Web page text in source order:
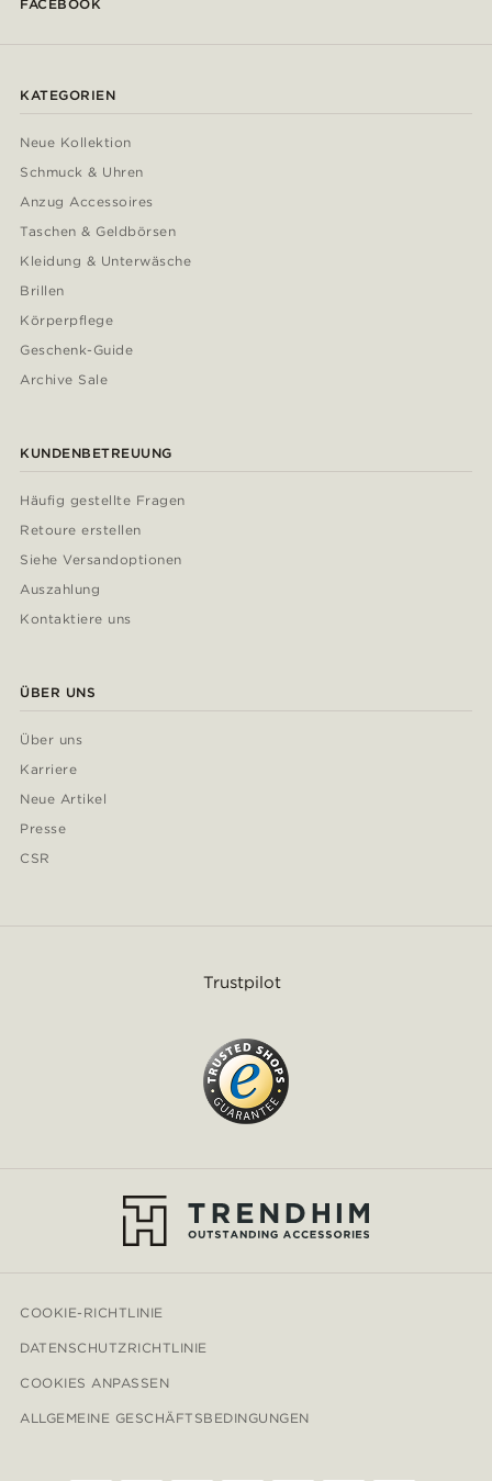
FACEBOOK
KATEGORIEN
Neue Kollektion
Schmuck & Uhren
Anzug Accessoires
Taschen & Geldbörsen
Kleidung & Unterwäsche
Brillen
Körperpflege
Geschenk-Guide
Archive Sale
KUNDENBETREUUNG
Häufig gestellte Fragen
Retoure erstellen
Siehe Versandoptionen
Auszahlung
Kontaktiere uns
ÜBER UNS
Über uns
Karriere
Neue Artikel
Presse
CSR
Trustpilot
COOKIE-RICHTLINIE
DATENSCHUTZRICHTLINIE
COOKIES ANPASSEN
ALLGEMEINE GESCHÄFTSBEDINGUNGEN